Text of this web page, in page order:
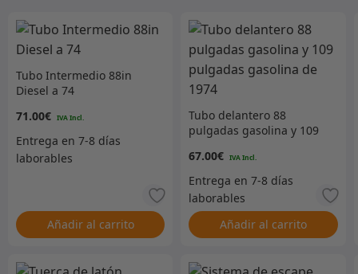
Tubo Intermedio 88in
Diesel a 74
71.00€
Añadir al carrito
Tubo delantero 88
pulgadas gasolina y 109
1974
67.00€
Añadir al carrito